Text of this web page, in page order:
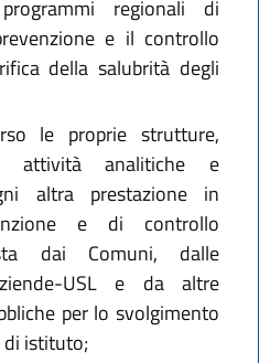
regionali di
e il controllo
della salubrità degli
le proprie strutture,
attività analitiche e
altra prestazione in
e di controllo
dai Comuni, dalle
USL e da altre
per lo svolgimento
istituto;